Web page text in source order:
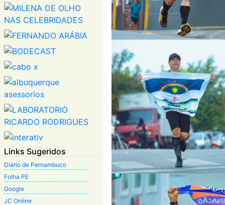
Links Sugeridos
Diário de Pernambuco
Folha PE
Google
JC Online